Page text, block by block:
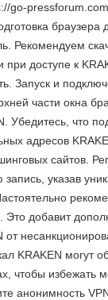
браузера
Рекомендуем
доступе к
Запуск и
части окна
Убедитесь, что
адресов
сайтов.
указав
добавит
KRAKEN могут
чтобы
анонимность